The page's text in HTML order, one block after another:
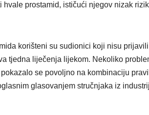
hvale prostamid, ističući njegov nizak
korišteni su sudionici koji nisu
tjedna liječenja lijekom. Nekoliko
se povoljno na kombinaciju
glasovanjem stručnjaka iz